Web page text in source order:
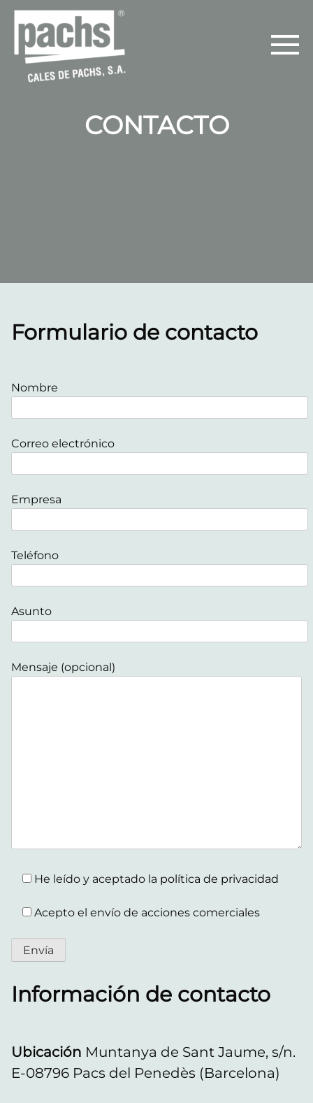
CONTACTO
Formulario de contacto
Nombre
Correo electrónico
Empresa
Teléfono
Asunto
Mensaje (opcional)
He leído y aceptado la política de privacidad
Acepto el envío de acciones comerciales
Información de contacto
Ubicación Muntanya de Sant Jaume, s/n.
E-08796 Pacs del Penedès (Barcelona)